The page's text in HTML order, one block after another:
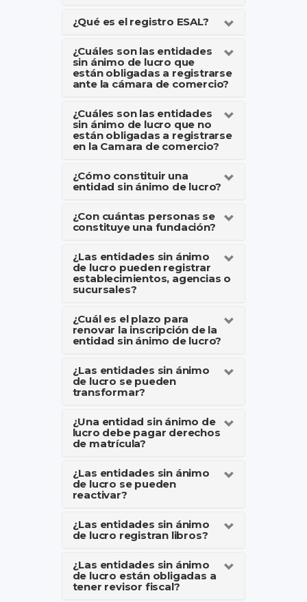
¿Qué es el registro ESAL?
¿Cuáles son las entidades
sin ánimo de lucro que
están obligadas a registrarse
ante la cámara de comercio?
¿Cuáles son las entidades
sin ánimo de lucro que no
están obligadas a registrarse
en la Camara de comercio?
¿Cómo constituir una
entidad sin ánimo de lucro?
¿Con cuántas personas se
constituye una fundación?
¿Las entidades sin ánimo
de lucro pueden registrar
establecimientos, agencias o
sucursales?
¿Cuál es el plazo para
renovar la inscripción de la
entidad sin ánimo de lucro?
¿Las entidades sin ánimo
de lucro se pueden
transformar?
¿Una entidad sin ánimo de
lucro debe pagar derechos
de matrícula?
¿Las entidades sin ánimo
de lucro se pueden
reactivar?
¿Las entidades sin ánimo
de lucro registran libros?
¿Las entidades sin ánimo
de lucro están obligadas a
tener revisor fiscal?